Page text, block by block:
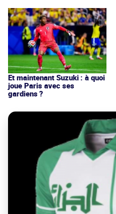
Et maintenant Suzuki : à quoi
joue Paris avec ses
gardiens ?